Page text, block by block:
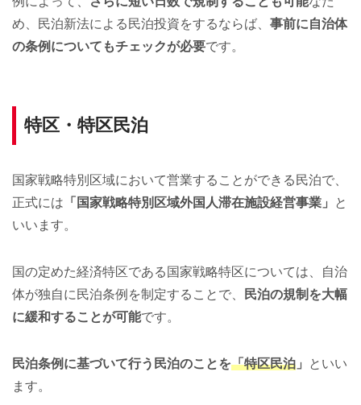
め、民泊新法による民泊投資をするならば、 事前に自治体
の条例についてもチェックが必要です。
特区・特区民泊
国家戦略特別区域において営業することができる民泊で、
正式には 「国家戦略特別区域外国人滞在施設経営事業」
と
いいます。
国の定めた経済特区である国家戦略特区については、自治
体が独自に民泊条例を制定することで、
民泊の規制を大幅
に緩和することが可能です。
民泊条例に基づいて行う民泊のことを「特区民泊 」
といい
ます。